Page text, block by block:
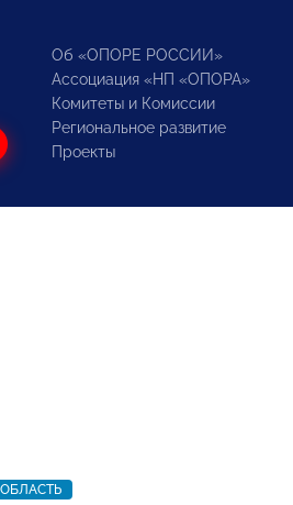
Об «ОПОРЕ РОССИИ»
Ассоциация «НП «ОПОРА»
Комитеты и Комиссии
Региональное развитие
Проекты